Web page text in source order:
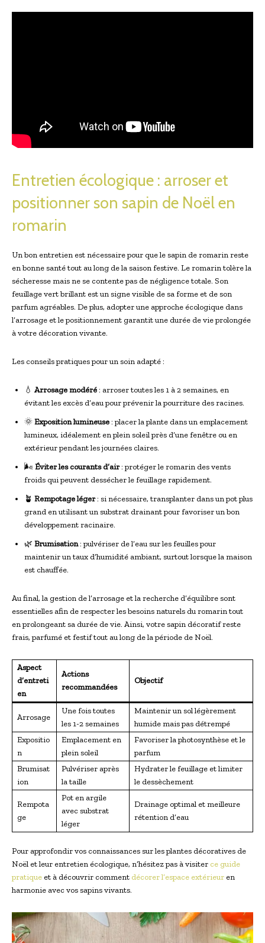
Entretien écologique : arroser et
positionner son sapin de Noël en
romarin
Un bon entretien est nécessaire pour que le sapin de romarin reste
en bonne santé tout au long de la saison festive. Le romarin tolère la
sécheresse mais ne se contente pas de négligence totale. Son
feuillage vert brillant est un signe visible de sa forme et de son
parfum agréables. De plus, adopter une approche écologique dans
l’arrosage et le positionnement garantit une durée de vie prolongée
à votre décoration vivante.
Les conseils pratiques pour un soin adapté :
💧 Arrosage modéré: arroser toutes les 1 à 2 semaines, en
évitant les excès d’eau pour prévenir la pourriture des racines.
🌞Exposition lumineuse: placer la plante dans un emplacement
lumineux, idéalement en plein soleil près d’une fenêtre ou en
extérieur pendant les journées claires.
🌬️Éviter les courants d’air: protéger le romarin des vents
froids qui peuvent dessécher le feuillage rapidement.
🪴 Rempotage léger: si nécessaire, transplanter dans un pot plus
grand en utilisant un substrat drainant pour favoriser un bon
développement racinaire.
🌿 Brumisation: pulvériser de l’eau sur les feuilles pour
maintenir un taux d’humidité ambiant, surtout lorsque la maison
est chauffée.
Au final, la gestion de l’arrosage et la recherche d’équilibre sont
essentielles afin de respecter les besoins naturels du romarin tout
en prolongeant sa durée de vie. Ainsi, votre sapin décoratif reste
frais, parfumé et festif tout au long de la période de Noël.
Aspect
d’entreti
en
Actions
recommandées
Objectif
Arrosage
Une fois toutes
les 1-2 semaines
Maintenir un sol légèrement
humide mais pas détrempé
Expositio
n
Emplacement en
plein soleil
Favoriser la photosynthèse et le
parfum
Brumisat
ion
Pulvériser après
la taille
Hydrater le feuillage et limiter
le dessèchement
Rempota
ge
Pot en argile
avec substrat
léger
Drainage optimal et meilleure
rétention d’eau
Pour approfondir vos connaissances sur les plantes décoratives de
Noël et leur entretien écologique, n’hésitez pas à visiter ce guide
pratique et à découvrir comment décorer l’espace extérieur en
harmonie avec vos sapins vivants.